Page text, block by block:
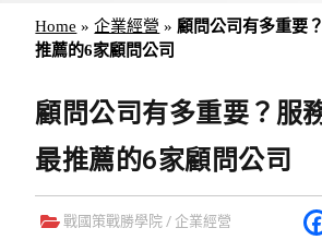
Home »企業經營 »顧問公司有多重要
推薦的6家顧問公司
顧問公司有多重要？服
最推薦的6家顧問公司
戰國策戰勝學院 / 企業經營